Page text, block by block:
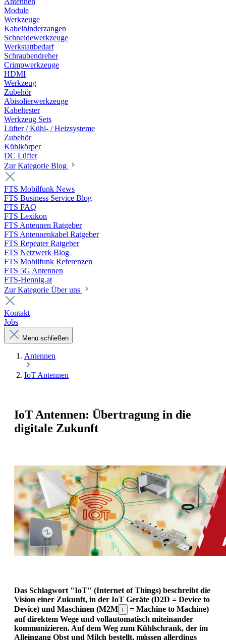
Module
Werkzeuge
Kabelbinderzangen
Schneidewerkzeuge
Werkstattbedarf
Schraubendreher
Crimpwerkzeuge
HDMI
Werkzeug
Zubehör
Abisolierwerkzeuge
Kabeltester
Werkzeug Sets
Lüfter / Kühl- / Heizsysteme
Zubehör
Kühlkörper
DC Lüfter
Zur Kategorie Blog
FTS Mobilfunk News
FTS Business Service Blog
FTS FAQ
FTS Lexikon
FTS Antennen Ratgeber
FTS Antennenkabel Ratgeber
FTS Repeater Ratgeber
FTS Netzwerk Blog
FTS Mobilfunk Referenzen
FTS 5G Antennen
FTS-Hennig.at
Zur Kategorie Über uns
Kontakt
Jobs
Menü schließen
Antennen
IoT Antennen
IoT Antennen: Übertragung in die
digitale Zukunft
Das Schlagwort "IoT" (Internet of Things) beschreibt die
Vision einer Zukunft, in der IoT Geräte (D2D = Device to
Device) und Maschinen (M2M i
= Machine to Machine)
auf direktem Wege und vollautomatisch miteinander
kommunizieren. Auf dem Weg zum Kühlschrank, der im
Alleingang Obst und Milch bestellt, müssen allerdings